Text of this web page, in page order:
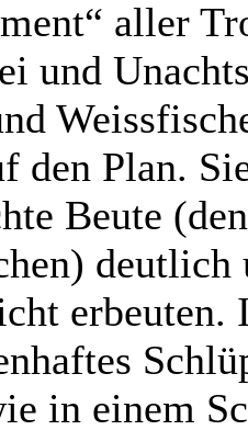
aller
und
den Plan.
Beute
deutlich
in einem